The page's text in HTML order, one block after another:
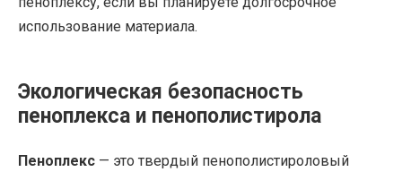
использование материала.
Экологическая безопасность
пеноплекса и пенополистирола
Пеноплекс — это твердый пенополистироловый